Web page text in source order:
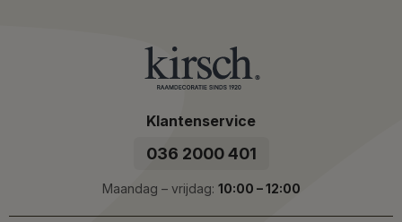
Klantenservice
036 2000 401
Maandag – vrijdag: 10:00 – 12:00